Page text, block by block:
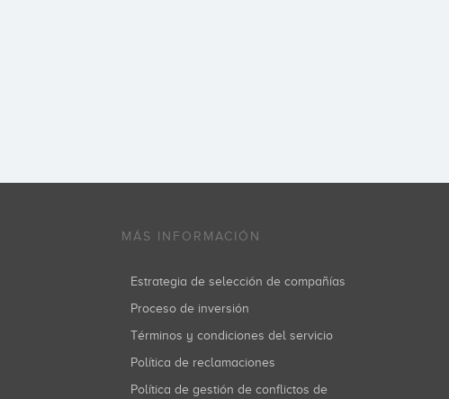
MÁS INFORMACIÓN
Estrategia de selección de compañías
Proceso de inversión
Términos y condiciones del servicio
Política de reclamaciones
Política de gestión de conflictos de